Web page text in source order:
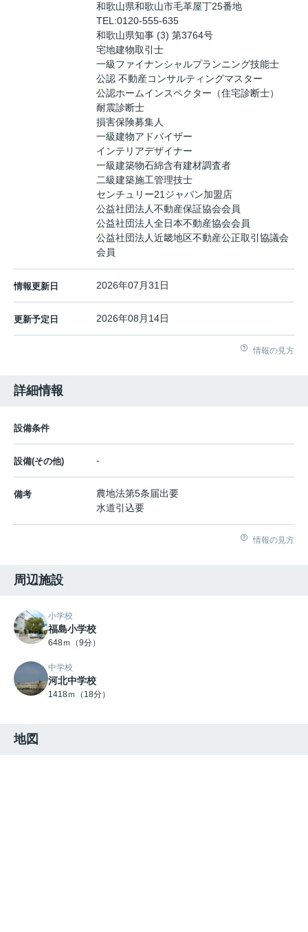
和歌山県和歌山市毛革屋丁25番地
TEL:0120-555-635
和歌山県知事 (3) 第3764号
宅地建物取引士
一級ファイナンシャルプランニング技能士
公認 不動産コンサルティングマスター
公認ホームインスペクター（住宅診断士）
耐震診断士
損害保険募集人
一級建物アドバイザー
インテリアデザイナー
一級建築物石綿含有建材調査者
二級建築施工管理技士
センチュリー21ジャパン加盟店
公益社団法人不動産保証協会会員
公益社団法人全日本不動産協会会員
公益社団法人近畿地区不動産公正取引協議会
会員
情報更新日 2026年07月31日
更新予定日 2026年08月14日
情報の見方
詳細情報
設備条件
設備(その他) -
備考
農地法第5条届出要
水道引込要
情報の見方
周辺施設
小学校
福島小学校
648ｍ（9分）
中学校
河北中学校
1418ｍ（18分）
地図